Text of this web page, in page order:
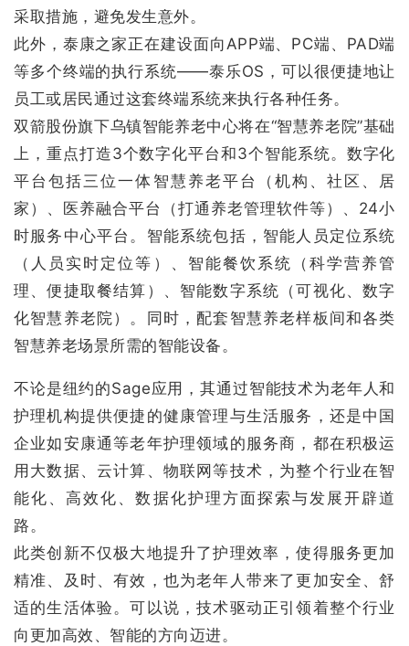
采取措施，避免发生意外。
此外，泰康之家正在建设面向APP端、PC端、PAD端
等多个终端的执行系统——泰乐OS，可以很便捷地让
员工或居民通过这套终端系统来执行各种任务。
双箭股份旗下乌镇智能养老中心将在“智慧养老院”基础
上，重点打造3个数字化平台和3个智能系统。数字化
平台包括三位一体智慧养老平台（机构、社区、居
家）、医养融合平台（打通养老管理软件等）、24小
时服务中心平台。智能系统包括，智能人员定位系统
（人员实时定位等）、智能餐饮系统（科学营养管
理、便捷取餐结算）、智能数字系统（可视化、数字
化智慧养老院）。同时，配套智慧养老样板间和各类
智慧养老场景所需的智能设备。
不论是纽约的Sage应用，其通过智能技术为老年人和
护理机构提供便捷的健康管理与生活服务，还是中国
企业如安康通等老年护理领域的服务商，都在积极运
用大数据、云计算、物联网等技术，为整个行业在智
能化、高效化、数据化护理方面探索与发展开辟道
路。
此类创新不仅极大地提升了护理效率，使得服务更加
精准、及时、有效，也为老年人带来了更加安全、舒
适的生活体验。可以说，技术驱动正引领着整个行业
向更加高效、智能的方向迈进。